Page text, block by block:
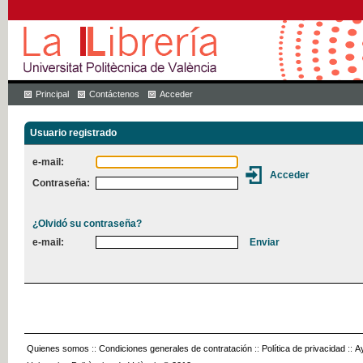
Principal Contáctenos Acceder
Usuario registrado
e-mail:
Contraseña:
¿Olvidó su contraseña?
e-mail:
Quienes somos :: Condiciones generales de contratación :: Política de privacidad ::